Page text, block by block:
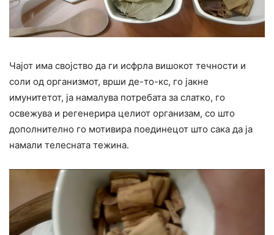
Чајот има својство да ги исфрла вишокот течности и
соли од организмот, врши де-то-кс, го јакне
имунитетот, ја намалува потребата за слатко, го
освежува и регенерира целиот организам, со што
дополнително го мотивира поединецот што сака да ја
намали телесната тежина.